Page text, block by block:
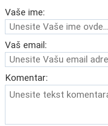
Vaše ime:
Vaš email:
Komentar: